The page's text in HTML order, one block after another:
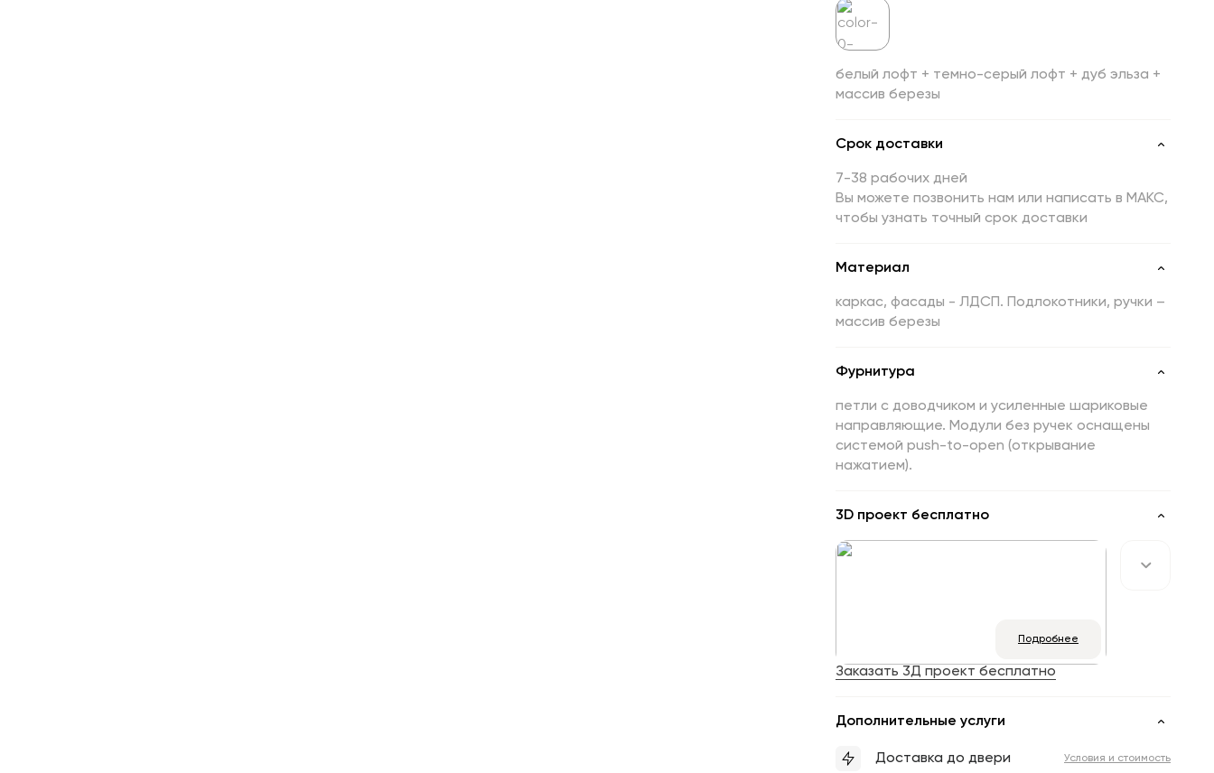
белый лофт + темно-серый лофт + дуб эльза +
массив березы
Срок доставки
7-38 рабочих дней
Вы можете позвонить нам или написать в МАКС,
чтобы узнать точный срок доставки
Материал
каркас, фасады - ЛДСП. Подлокотники, ручки –
массив березы
Фурнитура
петли с доводчиком и усиленные шариковые
направляющие. Модули без ручек оснащены
системой push-to-open (открывание
нажатием).
3D проект бесплатно
Подробнее
Заказать 3Д проект бесплатно
Дополнительные услуги
Доставка до двери Условия и стоимость